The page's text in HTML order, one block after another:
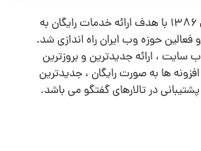
پرشین اسکریپت در سال ۱۳۸۶ با هدف ارائه خدمات رایگان به
فعالین حوزه وب ایران راه اندازی شد.
سایت ، ارائه جدیدترین و بروزترین
ها به صورت رایگان ، جدیدترین
در تالارهای گفتگو می باشد.